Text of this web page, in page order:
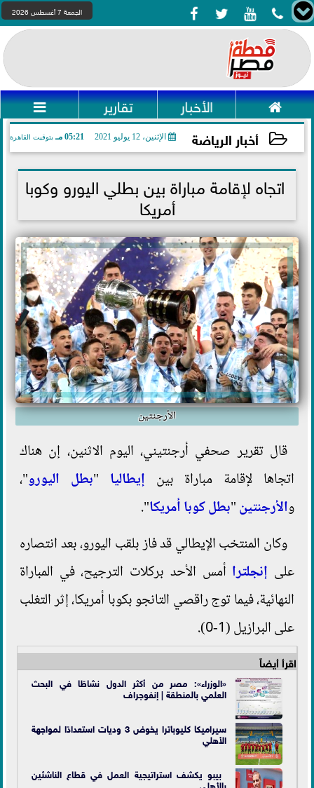
    الجمعة 7 أغسطس 2026
 الأخبار تقارير 
أخبار الرياضة الإثنين، 12 يوليو 2021 05:21 مـ بتوقيت القاهرة
2021-07-12 17:21:01
اتجاه لإقامة مباراة بين بطلي اليورو وكوبا
أمريكا
الأرجنتين
قال تقرير صحفي أرجنتيني، اليوم الاثنين، إن هناك
اتجاها لإقامة مباراة بين إيطاليا "بطل اليورو"،
والأرجنتين"بطل كوبا أمريكا".
وكان المنتخب الإيطالي قد فاز بلقب اليورو، بعد انتصاره
على إنجلترا أمس الأحد بركلات الترجيح، في المباراة
النهائية، فيما توج راقصي التانجو بكوبا أمريكا، إثر التغلب
على البرازيل (1-0).
اقرأ أيضاً
«الوزراء»: مصر من أكثر الدول نشاطًا في البحث
العلمي بالمنطقة | إنفوجراف
سيراميكا كليوباترا يخوض 3 وديات استعدادًا لمواجهة
الأهلي
بيبو يكشف استراتيجية العمل في قطاع الناشئين
بالأهلي